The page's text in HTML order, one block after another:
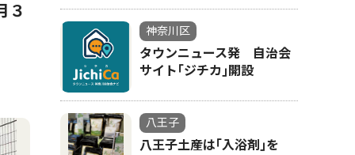
３
神奈川区
タウンニュース発 自治会
サイト｢ジチカ｣開設
八王子
八王子土産は｢入浴剤｣を